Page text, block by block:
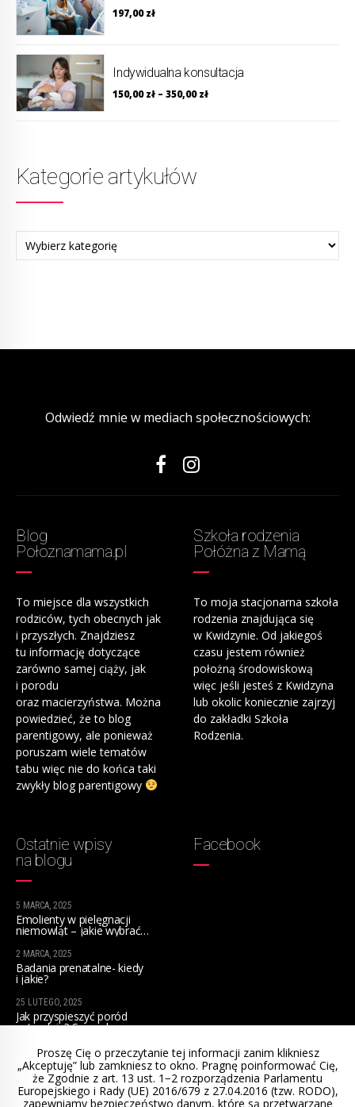
197,00zł
Indywidualna konsultacja
150,00zł –350,00zł
Kategorie artykułów
Odwiedź mnie w mediach społecznościowych:
Blog
Połoznamama.pl
To miejsce dla wszystkich
rodziców, tych obecnych jak
i przyszłych. Znajdziesz
tu informację dotyczące
zarówno samej ciąży, jak
i porodu
oraz macierzyństwa. Można
powiedzieć, że to blog
parentigowy, ale ponieważ
poruszam wiele tematów
tabu więc nie do końca taki
zwykły blog parentigowy
Szkoła rodzenia
Połóżna z Mamą
To moja stacjonarna szkoła
rodzenia znajdująca się
w Kwidzynie. Od jakiegoś
czasu jestem również
położną środowiskową
więc jeśli jesteś z Kwidzyna
lub okolic koniecznie zajrzyj
do zakładki Szkoła
Rodzenia.
Ostatnie wpisy
na blogu
5 MARCA, 2025
Emolienty w pielęgnacji
niemowląt – jakie wybrać
na początek?
2 MARCA, 2025
Badania prenatalne- kiedy
i jakie?
25 LUTEGO, 2025
Jak przyspieszyć poród
naturalnie? Sprawdzone
Facebook
Proszę Cię o przeczytanie tej informacji zanim klikniesz
„Akceptuję” lub zamkniesz to okno. Pragnę poinformować Cię,
że Zgodnie z art. 13 ust. 1−2 rozporządzenia Parlamentu
Europejskiego i Rady (UE) 2016/679 z 27.04.2016 (tzw. RODO),
zapewniamy bezpieczeństwo danym, które są przetwarzane